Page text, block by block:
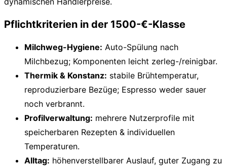
Pflichtkriterien in der 1500-€-Klasse
Milchweg-Hygiene: Auto-Spülung nach
Milchbezug; Komponenten leicht zerleg-/reinigbar.
Thermik & Konstanz: stabile Brühtemperatur,
reproduzierbare Bezüge; Espresso weder sauer
noch verbrannt.
Profilverwaltung: mehrere Nutzerprofile mit
speicherbaren Rezepten & individuellen
Temperaturen.
Alltag: höhenverstellbarer Auslauf, guter Zugang zu